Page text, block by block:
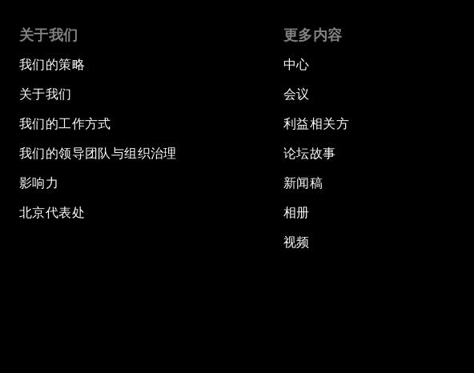
关于我们
我们的策略
关于我们
我们的工作方式
我们的领导团队与组织治理
影响力
北京代表处
更多内容
中心
会议
利益相关方
论坛故事
新闻稿
相册
视频